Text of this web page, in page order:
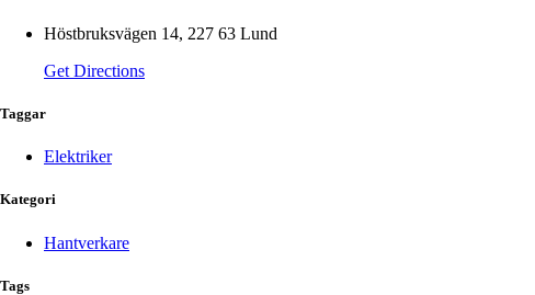
Höstbruksvägen 14, 227 63 Lund
Get Directions
Taggar
Elektriker
Kategori
Hantverkare
Tags